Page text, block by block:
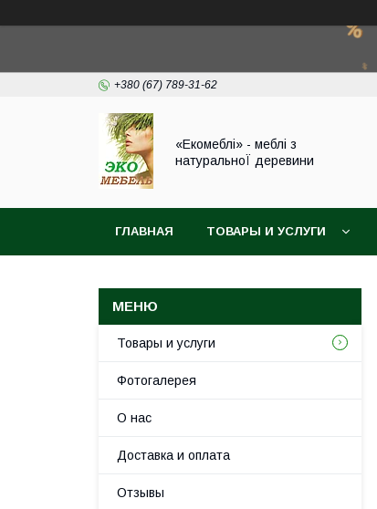
+380 (67) 789-31-62
«Екомеблі» - меблі з
натуральноЇ деревини
ГЛАВНАЯ ТОВАРЫ И УСЛУГИ
Товары и услуги
Фотогалерея
О нас
Доставка и оплата
Отзывы